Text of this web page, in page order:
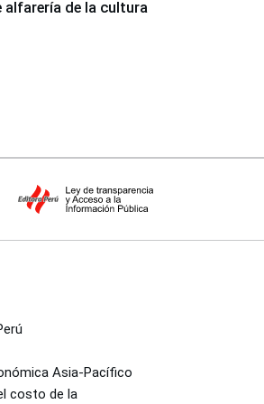
alfarería de la cultura
Asia-Pacífico
costo de la